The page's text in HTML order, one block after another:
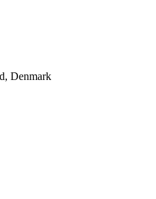
Denmark